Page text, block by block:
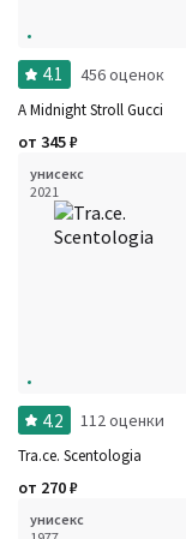
4.1 456 оценок
A Midnight Stroll Gucci
от 345₽
унисекс
2021
4.2 112 оценки
Tra.ce. Scentologia
от 270₽
унисекс